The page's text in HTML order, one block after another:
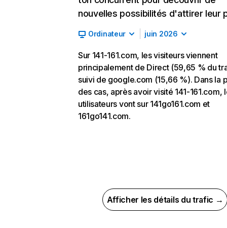
nouvelles possibilités d'attirer leur
Ordinateur juin 2026
Sur 141-161.com, les visiteurs viennent
principalement de Direct (59,65 % du
suivi de google.com (15,66 %). Dans la
des cas, après avoir visité 141-161.com,
utilisateurs vont sur 141go161.com et
161go141.com.
Afficher les détails du trafic →